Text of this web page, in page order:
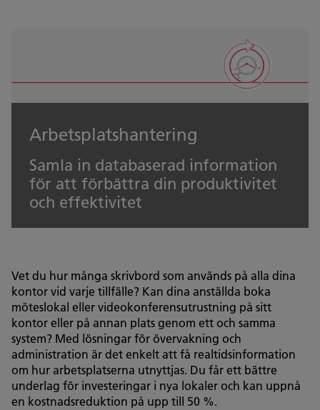
Arbetsplatshantering
Samla in databaserad information
för att förbättra din produktivitet
och effektivitet
Vet du hur många skrivbord som används på alla dina
kontor vid varje tillfälle? Kan dina anställda boka
möteslokal eller videokonferensutrustning på sitt
kontor eller på annan plats genom ett och samma
system? Med lösningar för övervakning och
administration är det enkelt att få realtidsinformation
om hur arbetsplatserna utnyttjas. Du får ett bättre
underlag för investeringar i nya lokaler och kan uppnå
en kostnadsreduktion på upp till 50 %.